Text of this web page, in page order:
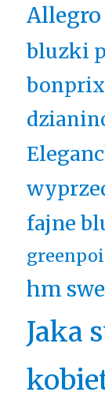
Allegro
bluzki
fajne
hm
Jaka